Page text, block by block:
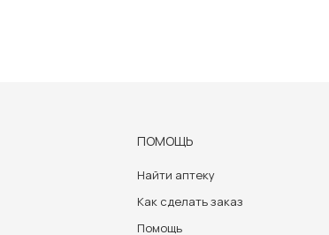
ПОМОЩЬ
Найти аптеку
Как сделать заказ
Помощь